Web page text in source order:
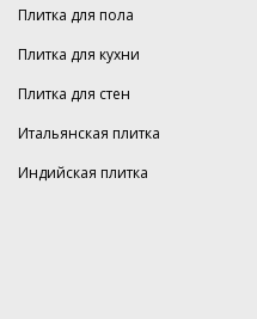
Плитка для пола
Плитка для кухни
Плитка для стен
Итальянская плитка
Индийская плитка